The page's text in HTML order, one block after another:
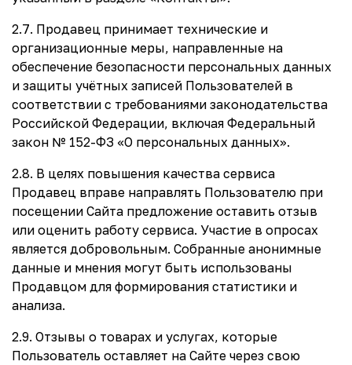
2.7. Продавец принимает технические и
организационные меры, направленные на
обеспечение безопасности персональных данных
и защиты учётных записей Пользователей в
соответствии с требованиями законодательства
Российской Федерации, включая Федеральный
закон № 152-ФЗ «О персональных данных».
2.8. В целях повышения качества сервиса
Продавец вправе направлять Пользователю при
посещении Сайта предложение оставить отзыв
или оценить работу сервиса. Участие в опросах
является добровольным. Собранные анонимные
данные и мнения могут быть использованы
Продавцом для формирования статистики и
анализа.
2.9. Отзывы о товарах и услугах, которые
Пользователь оставляет на Сайте через свою